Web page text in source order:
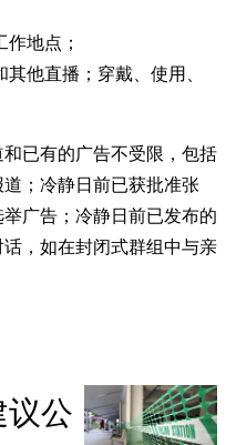
地点；
他直播；穿戴、使用、
已有的广告不受限，包括
；冷静日前已获批准张
广告；冷静日前已发布的
，如在封闭式群组中与亲
议公